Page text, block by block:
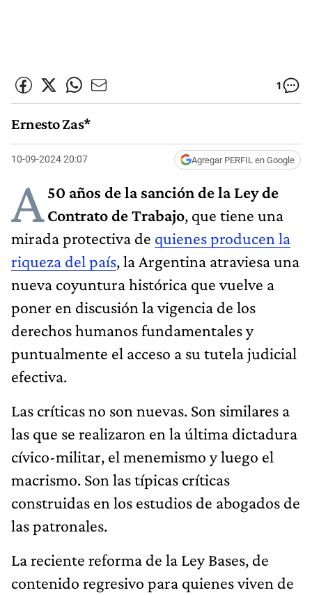
1
Ernesto Zas*
10-09-2024 20:07 Agregar PERFIL en Google
A50 años de la sanción de la Ley de
Contrato de Trabajo, que tiene una
mirada protectiva de quienes producen la
riqueza del país, la Argentina atraviesa una
nueva coyuntura histórica que vuelve a
poner en discusión la vigencia de los
derechos humanos fundamentales y
puntualmente el acceso a su tutela judicial
efectiva.
Las críticas no son nuevas. Son similares a
las que se realizaron en la última dictadura
cívico-militar, el menemismo y luego el
macrismo. Son las típicas críticas
construidas en los estudios de abogados de
las patronales.
La reciente reforma de la Ley Bases, de
contenido regresivo para quienes viven de